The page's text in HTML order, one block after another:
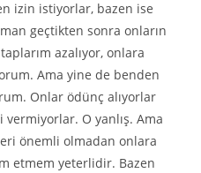
izin istiyorlar, bazen ise
geçtikten sonra onların
azalıyor, onlara
Ama yine de benden
Onlar ödünç alıyorlar
vermiyorlar. O yanlış. Ama
önemli olmadan onlara
etmem yeterlidir. Bazen